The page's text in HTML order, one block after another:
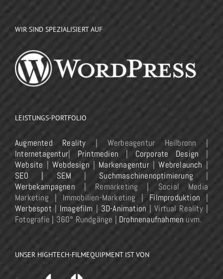
WIR SIND SPEZIALISIERT AUF
LEISTUNGS-PORTFOLIO
Augmented Reality | Werbeagentur Heilbronn |
Internetagentur| Printmedien | Corporate Design |
Website | Webdesign | Markenagentur|Webrelaunch |
SEO | SEM | Suchmaschinenoptimierung |
Werbekampagnen | Remarketing | Social Media
Marketing | Immobilien-Marketing | Filmproduktion |
Werbespot | Imagefilm | 3D-Animation | Virtual Reality |
Fotografie | 360° Rundgänge | Drohnenaufnahmen uvm.
UNSER HIGHTECH-FILMEQUIPMENT IST VON